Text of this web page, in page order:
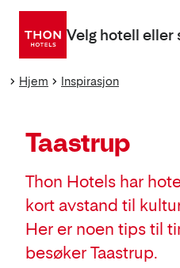
Gå
direkte
Velg hotell eller
Hjem Inspirasjon
Taastrup
Thon Hotels har
kort avstand til
Her er noen tips til
besøker Taastrup.